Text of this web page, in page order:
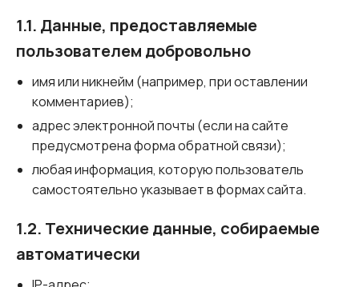
1.1. Данные, предоставляемые
пользователем добровольно
имя или никнейм (например, при оставлении
комментариев);
адрес электронной почты (если на сайте
предусмотрена форма обратной связи);
любая информация, которую пользователь
самостоятельно указывает в формах сайта.
1.2. Технические данные, собираемые
автоматически